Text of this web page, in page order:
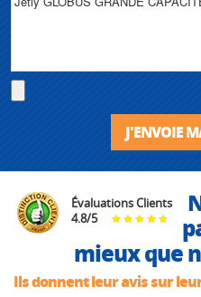
J'ENVOIE
Évaluations Clients
4.8/5
mieux que
Ils donnent leur avis sur